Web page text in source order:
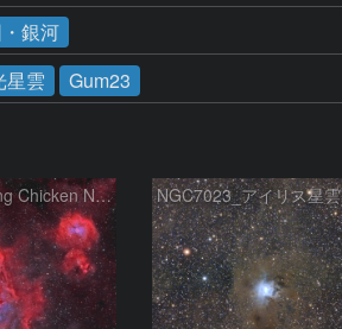
銀河
星雲 Gum23
IC2944 Running Chicken Nebula NGC7023_アイリス星雲